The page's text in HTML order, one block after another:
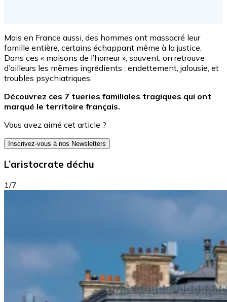
Mais en France aussi, des hommes ont massacré leur
famille entière, certains échappant même à la justice.
Dans ces « maisons de l’horreur », souvent, on retrouve
d’ailleurs les mêmes ingrédients : endettement, jalousie, et
troubles psychiatriques.
Découvrez ces 7 tueries familiales tragiques qui ont
marqué le territoire français.
Vous avez aimé cet article ?
Inscrivez-vous à nos Newsletters
L’aristocrate déchu
1/7